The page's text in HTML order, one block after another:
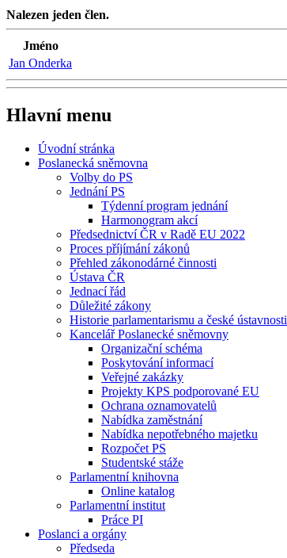
Nalezen jeden člen.
Jméno
Jan Onderka
Hlavní menu
Úvodní stránka
Poslanecká sněmovna
Volby do PS
Jednání PS
Týdenní program jednání
Harmonogram akcí
Předsednictví ČR v Radě EU 2022
Proces příjímání zákonů
Přehled zákonodárné činnosti
Ústava ČR
Jednací řád
Důležité zákony
Historie parlamentarismu a české ústavnosti
Kancelář Poslanecké sněmovny
Organizační schéma
Poskytování informací
Veřejné zakázky
Projekty KPS podporované EU
Ochrana oznamovatelů
Nabídka zaměstnání
Nabídka nepotřebného majetku
Rozpočet PS
Studentské stáže
Parlamentní knihovna
Online katalog
Parlamentní institut
Práce PI
Poslanci a orgány
Předseda